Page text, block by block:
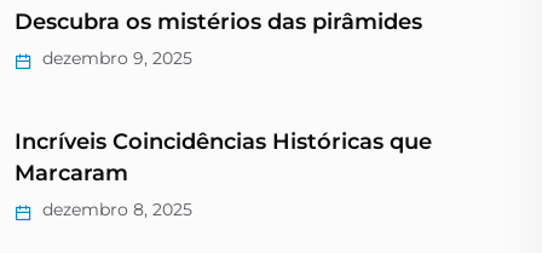
Descubra os mistérios das pirâmides
dezembro 9, 2025
Incríveis Coincidências Históricas que
Marcaram
dezembro 8, 2025